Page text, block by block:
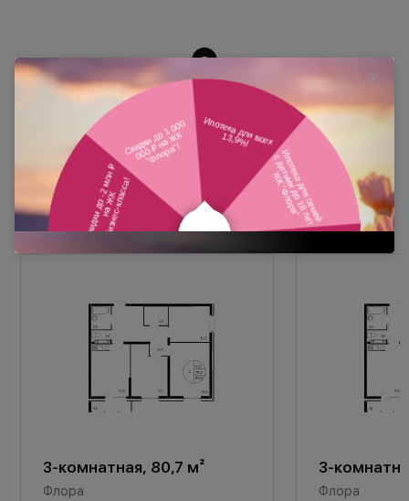
Похожие планировки
3-комнатная, 80,7 м²
Флора
3-
Флора